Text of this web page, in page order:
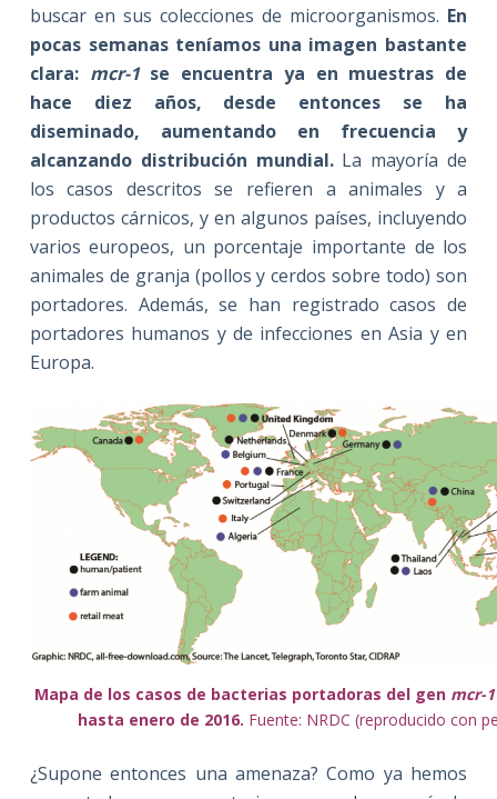
buscar en sus colecciones de microorganismos. En
pocas semanas teníamos una imagen bastante
clara: mcr-1se encuentra ya en muestras de
hace diez años, desde entonces se ha
diseminado, aumentando en frecuencia y
alcanzando distribución mundial.La mayoría de
los casos descritos se refieren a animales y a
productos cárnicos, y en algunos países, incluyendo
varios europeos, un porcentaje importante de los
animales de granja (pollos y cerdos sobre todo) son
portadores. Además, se han registrado casos de
portadores humanos y de infecciones en Asia y en
Europa.
Mapa de los casos de bacterias portadoras del gen mcr-1
hasta enero de 2016. Fuente: NRDC (reproducido con
¿Supone entonces una amenaza? Como ya hemos